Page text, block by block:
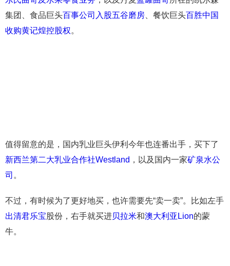
集团、食品巨头百事公司入股五谷磨房 、餐饮巨头百胜中国
收购黄记煌控股权。
值得留意的是，国内乳业巨头伊利今年也连番出手，买下了
新西兰第二大乳业合作社Westland ，以及国内一家矿泉水公
司 。
不过，有时候为了更好地买，也许需要先“卖一卖”。比如左手
出清君乐宝 股份，右手就买进贝拉米和澳大利亚Lion的蒙
牛。